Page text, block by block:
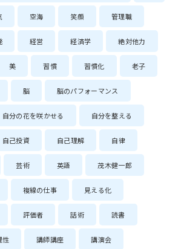
空海 笑顔 管理職
経営 経済学 絶対他力
美 習慣 習慣化 老子
脳 脳のパフォーマンス
自分の花を咲かせる 自分を整える
自己投資 自己理解 自律
芸術 英語 茂木健一郎
複線の仕事 見える化
評価者 話術 読書
性 講師講座 講演会